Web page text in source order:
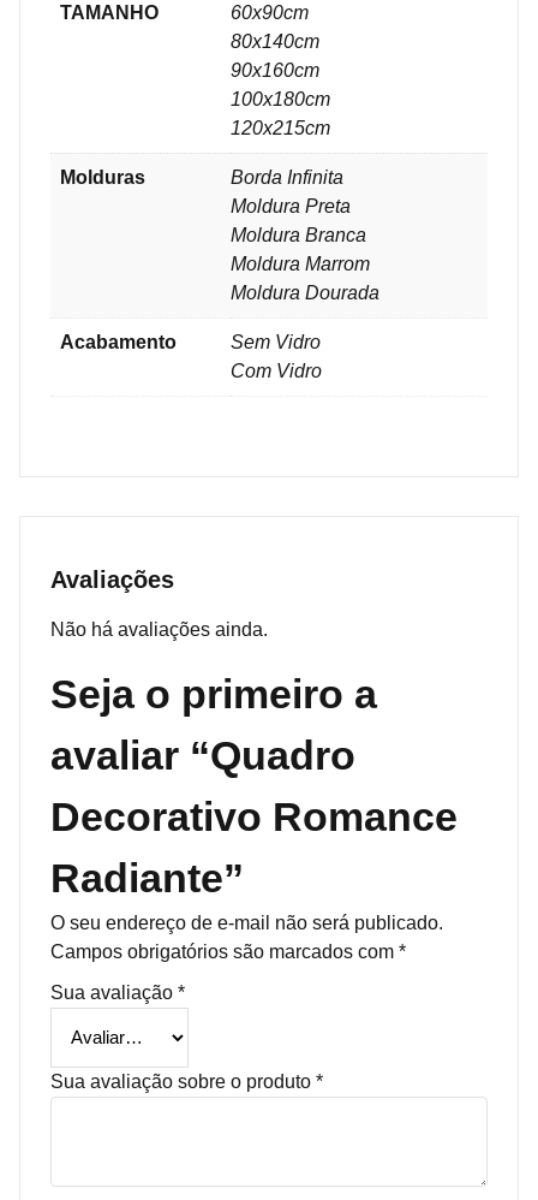
TAMANHO
60x90cm
80x140cm
90x160cm
100x180cm
120x215cm
Molduras
Borda Infinita
Moldura Preta
Moldura Branca
Moldura Marrom
Moldura Dourada
Acabamento
Sem Vidro
Com Vidro
Avaliações
Não há avaliações ainda.
Seja o primeiro a
avaliar “Quadro
Decorativo Romance
Radiante”
O seu endereço de e-mail não será publicado.
Campos obrigatórios são marcados com *
Sua avaliação *
Sua avaliação sobre o produto *